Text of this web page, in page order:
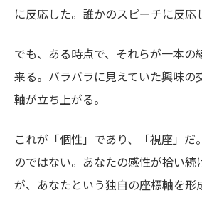
に反応した。誰かのスピーチに反
でも、ある時点で、それらが一本の
来る。バラバラに見えていた興味の
軸が立ち上がる。
これが「個性」であり、「視座」だ
のではない。あなたの感性が拾い続
が、あなたという独自の座標軸を形